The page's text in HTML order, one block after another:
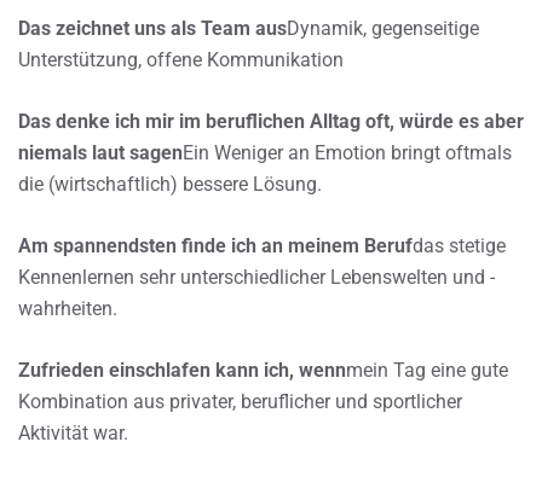
Das zeichnet uns als Team ausDynamik, gegenseitige
Unterstützung, offene Kommunikation
Das denke ich mir im beruflichen Alltag oft, würde es aber
niemals laut sagenEin Weniger an Emotion bringt oftmals
die (wirtschaftlich) bessere Lösung.
Am spannendsten finde ich an meinem Berufdas stetige
Kennenlernen sehr unterschiedlicher Lebenswelten und -
wahrheiten.
Zufrieden einschlafen kann ich, wennmein Tag eine gute
Kombination aus privater, beruflicher und sportlicher
Aktivität war.